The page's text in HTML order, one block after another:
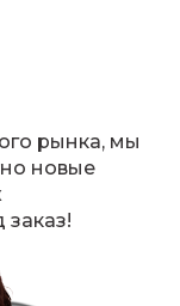
рынка, мы
новые